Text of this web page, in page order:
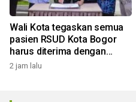
Wali Kota tegaskan semua
pasien RSUD Kota Bogor
harus diterima dengan
profesional
2 jam lalu